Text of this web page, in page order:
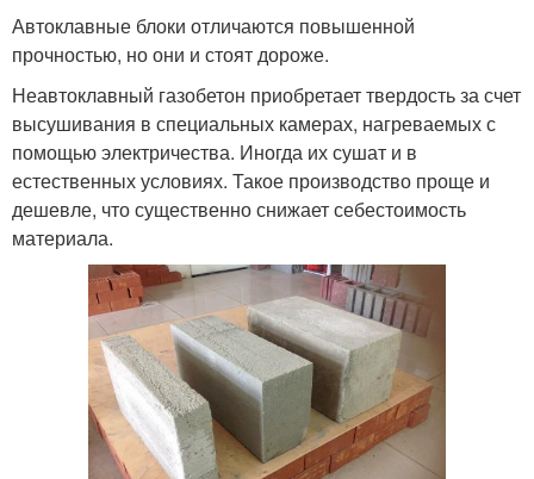
Автоклавные блоки отличаются повышенной
прочностью, но они и стоят дороже.
Неавтоклавный газобетон приобретает твердость за счет
высушивания в специальных камерах, нагреваемых с
помощью электричества. Иногда их сушат и в
естественных условиях. Такое производство проще и
дешевле, что существенно снижает себестоимость
материала.